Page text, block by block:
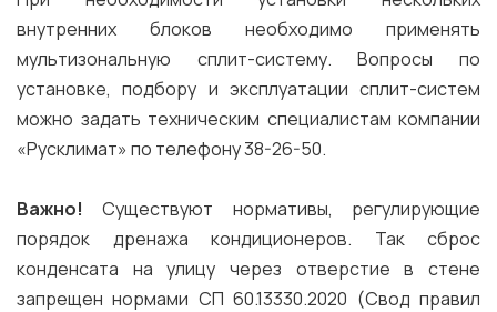
внутренних блоков необходимо применять
мультизональную сплит-систему. Вопросы по
установке, подбору и эксплуатации сплит-систем
можно задать техническим специалистам компании
«Русклимат» по телефону 38-26-50.
Важно! Существуют нормативы, регулирующие
порядок дренажа кондиционеров. Так сброс
конденсата на улицу через отверстие в стене
запрещен нормами СП 60.13330.2020 (Свод правил